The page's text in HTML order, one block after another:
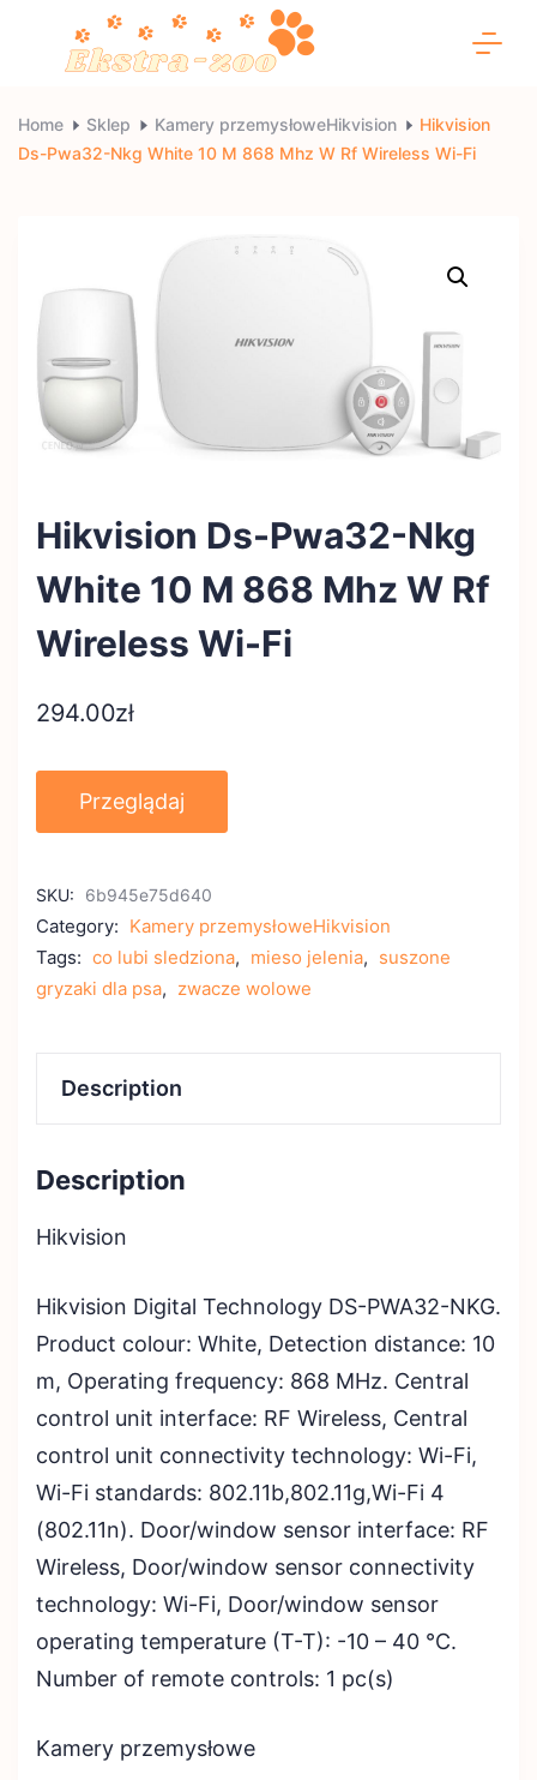
Ekstra-
zoo
Home Sklep Kamery przemysłoweHikvision
Hikvision
Ds-Pwa32-Nkg White 10 M 868 Mhz W Rf Wireless Wi-Fi
Hikvision Ds-Pwa32-Nkg
White 10 M 868 Mhz W Rf
Wireless Wi-Fi
294.00zł
Przeglądaj
SKU: 6b945e75d640
Category: Kamery przemysłoweHikvision
Tags: co lubi sledziona, mieso jelenia, suszone
gryzaki dla psa, zwacze wolowe
Description
Description
Hikvision
Hikvision Digital Technology DS-PWA32-NKG.
Product colour: White, Detection distance: 10
m, Operating frequency: 868 MHz. Central
control unit interface: RF Wireless, Central
control unit connectivity technology: Wi-Fi,
Wi-Fi standards: 802.11b,802.11g,Wi-Fi 4
(802.11n). Door/window sensor interface: RF
Wireless, Door/window sensor connectivity
technology: Wi-Fi, Door/window sensor
operating temperature (T-T): -10 – 40 °C.
Number of remote controls: 1 pc(s)
Kamery przemysłowe